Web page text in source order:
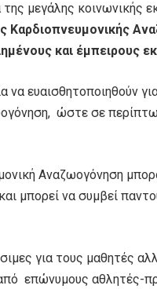
της μεγάλης
Καρδιοπνευμονικής
και έμπειρους
να ευαισθητοποιηθούν
ώστε σε
Αναζωογόνηση
μπορεί να συμβεί
για τους μαθητές
επώνυμους αθλητές-